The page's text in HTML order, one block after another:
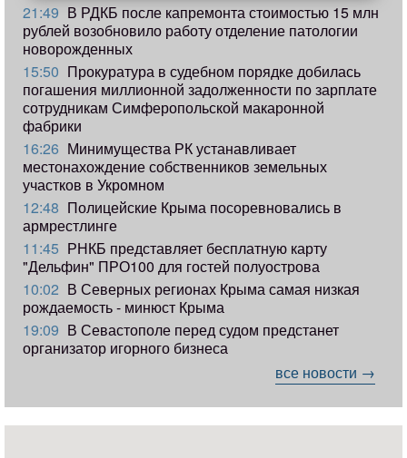
21:49 В РДКБ после капремонта стоимостью 15 млн
рублей возобновило работу отделение патологии
новорожденных
15:50 Прокуратура в судебном порядке добилась
погашения миллионной задолженности по зарплате
сотрудникам Симферопольской макаронной
фабрики
16:26 Минимущества РК устанавливает
местонахождение собственников земельных
участков в Укромном
12:48 Полицейские Крыма посоревновались в
армрестлинге
11:45 РНКБ представляет бесплатную карту
"Дельфин" ПРО100 для гостей полуострова
10:02 В Северных регионах Крыма самая низкая
рождаемость - минюст Крыма
19:09 В Севастополе перед судом предстанет
организатор игорного бизнеса
все новости →